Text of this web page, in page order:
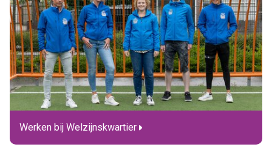
Werken bij Welzijnskwartier